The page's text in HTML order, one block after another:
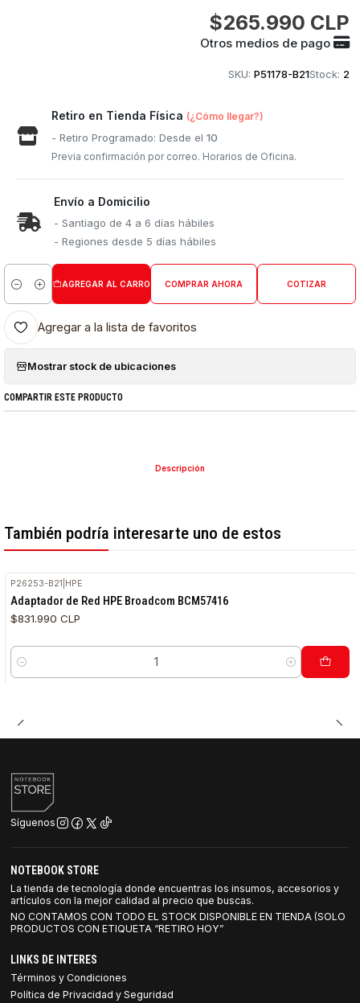
$265.990 CLP
Otros medios de pago
SKU: P51178-B21Stock: 2
Retiro en Tienda Física (¿Cómo llegar?)
- Retiro Programado: Desde el10
Previa confirmación por correo. Horarios de Oficina.
Envío a Domicilio
- Santiago de 4 a 6 días hábiles
- Regiones desde 5 días hábiles
Cantidad
AGREGAR AL CARRO COMPRAR AHORA COTIZAR
Agregar a la lista de favoritos
Mostrar stock de ubicaciones
COMPARTIR ESTE PRODUCTO
Descripción
También podría interesarte uno de estos
P26253-B21 HPE
Adaptador de Red HPE Broadcom BCM57416
$831.990 CLP
Cantidad
Síguenos
NOTEBOOK STORE
La tienda de tecnología donde encuentras los insumos, accesorios y
artículos con la mejor calidad al precio que buscas.
NO CONTAMOS CON TODO EL STOCK DISPONIBLE EN TIENDA (SOLO
PRODUCTOS CON ETIQUETA “RETIRO HOY”
LINKS DE INTERES
Términos y Condiciones
Política de Privacidad y Seguridad